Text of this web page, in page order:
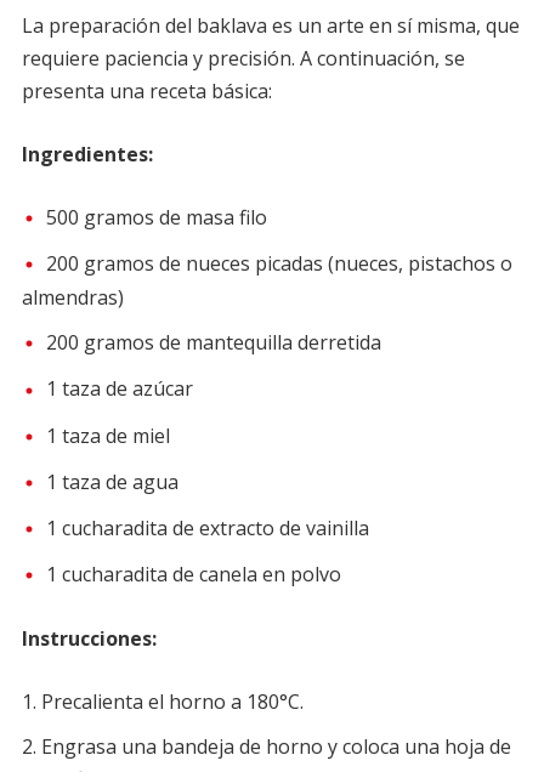
La preparación del baklava es un arte en sí misma, que
requiere paciencia y precisión. A continuación, se
presenta una receta básica:
Ingredientes:
500 gramos de masa filo
200 gramos de nueces picadas (nueces, pistachos o
almendras)
200 gramos de mantequilla derretida
1 taza de azúcar
1 taza de miel
1 taza de agua
1 cucharadita de extracto de vainilla
1 cucharadita de canela en polvo
Instrucciones:
Precalienta el horno a 180°C.
Engrasa una bandeja de horno y coloca una hoja de